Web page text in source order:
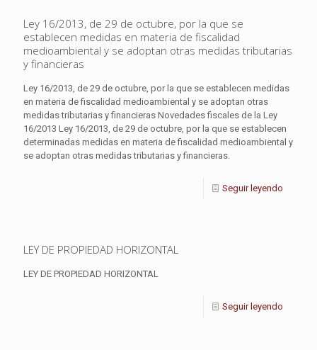
Ley 16/2013, de 29 de octubre, por la que se
establecen medidas en materia de fiscalidad
medioambiental y se adoptan otras medidas tributarias
y financieras
Ley 16/2013, de 29 de octubre, por la que se establecen medidas
en materia de fiscalidad medioambiental y se adoptan otras
medidas tributarias y financieras Novedades fiscales de la Ley
16/2013 Ley 16/2013, de 29 de octubre, por la que se establecen
determinadas medidas en materia de fiscalidad medioambiental y
se adoptan otras medidas tributarias y financieras.
Seguir leyendo
LEY DE PROPIEDAD HORIZONTAL
LEY DE PROPIEDAD HORIZONTAL
Seguir leyendo